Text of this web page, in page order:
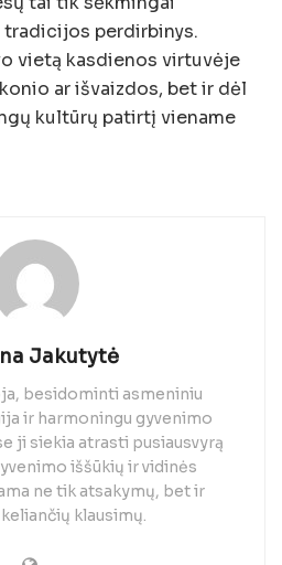
perdirbinys.
vietą kasdienos virtuvėje
ar išvaizdos, bet ir dėl
kultūrų patirtį viename
Jakutytė
besidominti asmeniniu
ir harmoningu gyvenimo
ji siekia atrasti pusiausvyrą
iššūkių ir vidinės
ne tik atsakymų, bet ir
klausimų.